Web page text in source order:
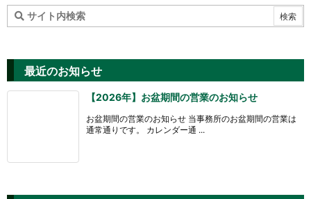
最近のお知らせ
【2026年】お盆期間の営業のお知らせ
お盆期間の営業のお知らせ 当事務所のお盆期間の営業は
通常通りです。 カレンダー通 ...